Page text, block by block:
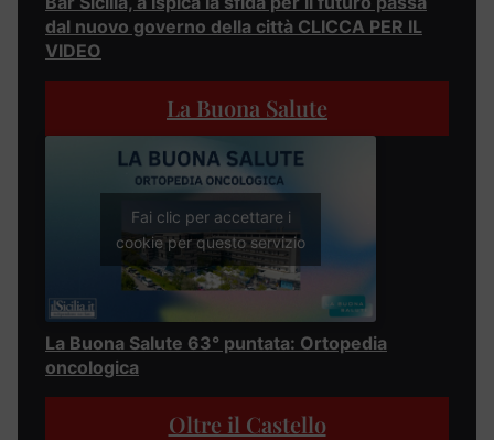
dal nuovo governo della città CLICCA PER IL
VIDEO
La Buona Salute
Fai clic per accettare i
cookie per questo servizio
La Buona Salute 63° puntata: Ortopedia
oncologica
Oltre il Castello